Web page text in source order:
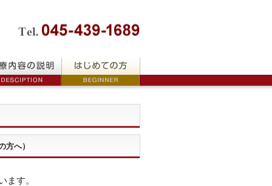
方へ）
ます。